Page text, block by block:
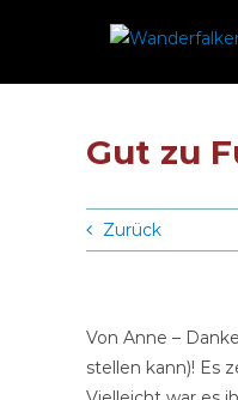
Gut zu
Zurück
Von Anne –
stellen kann)! Es